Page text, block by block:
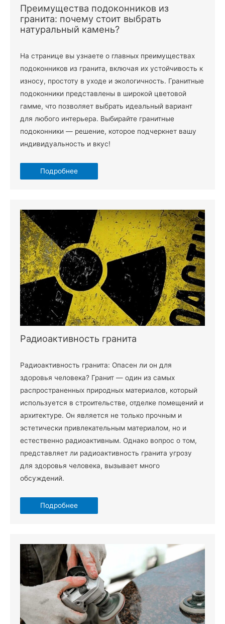
Преимущества подоконников из
гранита: почему стоит выбрать
натуральный камень?
На странице вы узнаете о главных преимуществах
подоконников из гранита, включая их устойчивость к
износу, простоту в уходе и экологичность. Гранитные
подоконники представлены в широкой цветовой
гамме, что позволяет выбрать идеальный вариант
для любого интерьера. Выбирайте гранитные
подоконники — решение, которое подчеркнет вашу
индивидуальность и вкус!
Подробнее
Радиоактивность гранита
Радиоактивность гранита: Опасен ли он для
здоровья человека? Гранит — один из самых
распространенных природных материалов, который
используется в строительстве, отделке помещений и
архитектуре. Он является не только прочным и
эстетически привлекательным материалом, но и
естественно радиоактивным. Однако вопрос о том,
представляет ли радиоактивность гранита угрозу
для здоровья человека, вызывает много
обсуждений.
Подробнее